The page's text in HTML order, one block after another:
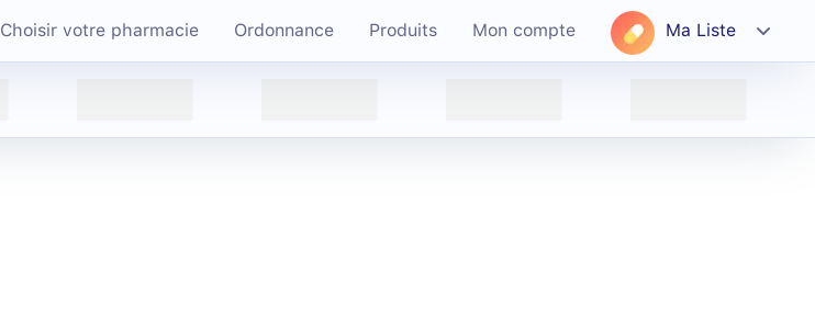
Choisir votre pharmacie Ordonnance Produits Mon compte Ma Liste